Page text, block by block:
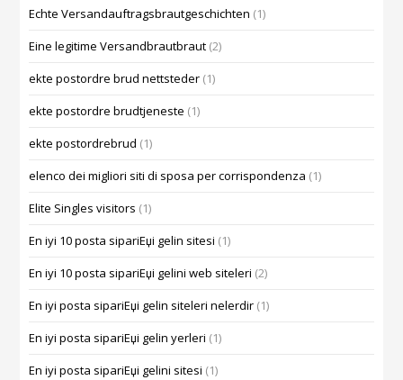
Echte Versandauftragsbrautgeschichten (1)
Eine legitime Versandbrautbraut (2)
ekte postordre brud nettsteder (1)
ekte postordre brudtjeneste (1)
ekte postordrebrud (1)
elenco dei migliori siti di sposa per corrispondenza (1)
Elite Singles visitors (1)
En iyi 10 posta sipariЕџi gelin sitesi (1)
En iyi 10 posta sipariЕџi gelini web siteleri (2)
En iyi posta sipariЕџi gelin siteleri nelerdir (1)
En iyi posta sipariЕџi gelin yerleri (1)
En iyi posta sipariЕџi gelini sitesi (1)